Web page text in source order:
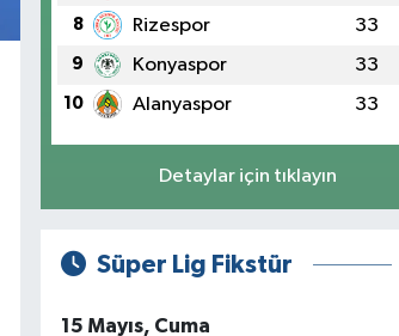
8 Rizespor 33
9 Konyaspor 33
10 Alanyaspor 33
Detaylar için tıklayın
Süper Lig Fikstür
15 Mayıs, Cuma